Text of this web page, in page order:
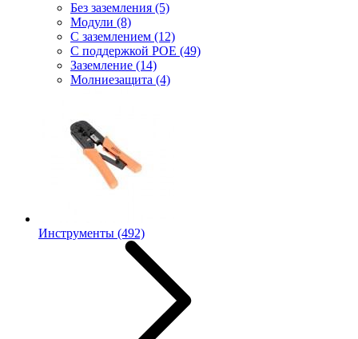
Без заземления (5)
Модули (8)
С заземлением (12)
С поддержкой POE (49)
Заземление (14)
Молниезащита (4)
Инструменты (492)